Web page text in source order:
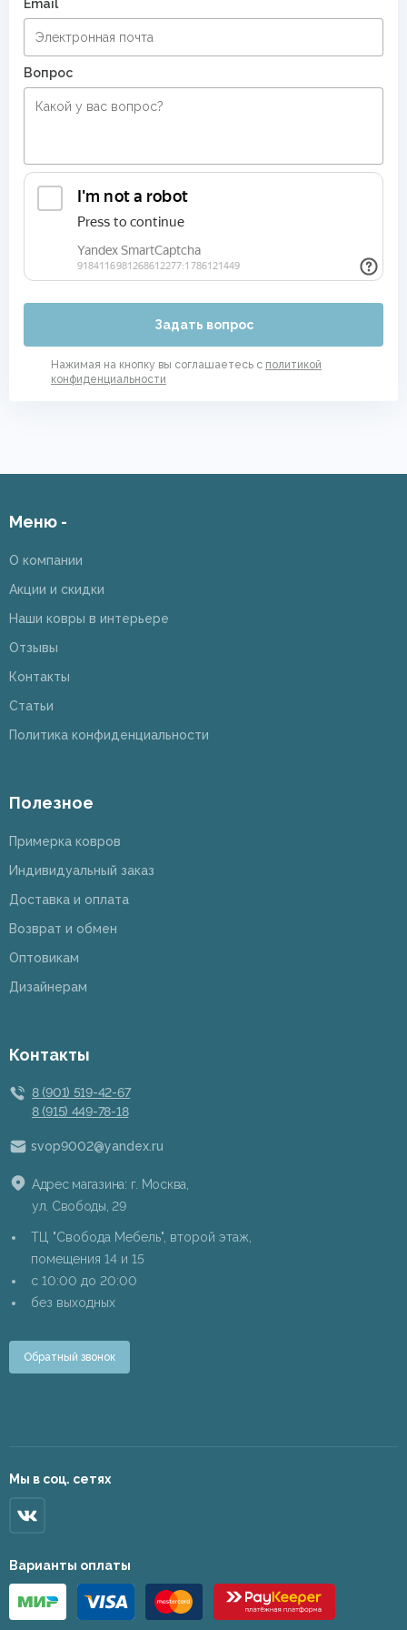
Большие ковры в прихожую
Email
Вопрос
Задать вопрос
Нажимая на кнопку вы соглашаетесь с политикой
конфиденциальности
Меню -
О компании
Акции и скидки
Наши ковры в интерьере
Отзывы
Контакты
Статьи
Политика конфиденциальности
Полезное
Примерка ковров
Индивидуальный заказ
Доставка и оплата
Возврат и обмен
Оптовикам
Дизайнерам
Контакты
8 (901) 519-42-67
8 (915) 449-78-18
svop9002@yandex.ru
Адрес магазина: г. Москва,
ул. Свободы, 29
ТЦ "Свобода Мебель", второй этаж,
помещения 14 и 15
c 10:00 до 20:00
без выходных
Обратный звонок
Мы в соц. сетях
Варианты оплаты